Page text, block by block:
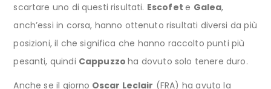
scartare uno di questi risultati. Escofete Galea,
anch’essi in corsa, hanno ottenuto risultati diversi da più
posizioni, il che significa che hanno raccolto punti più
pesanti, quindi Cappuzzoha dovuto solo tenere duro.
Anche se il giorno Oscar Leclair (FRA) ha avuto la